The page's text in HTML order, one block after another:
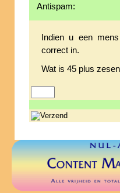
Antispam:
Indien u een
correct in.
Wat is 45 plus